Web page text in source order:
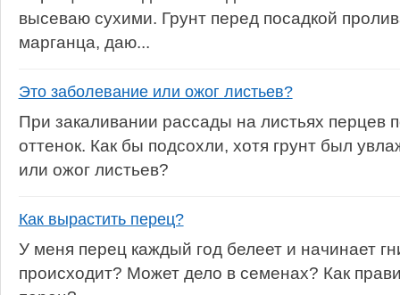
высеваю сухими. Грунт перед посадкой
марганца, даю...
Это заболевание или ожог листьев?
При закаливании рассады на листьях перцев
оттенок. Как бы подсохли, хотя грунт был
или ожог листьев?
Как вырастить перец?
У меня перец каждый год белеет и начинает
происходит? Может дело в семенах? Как